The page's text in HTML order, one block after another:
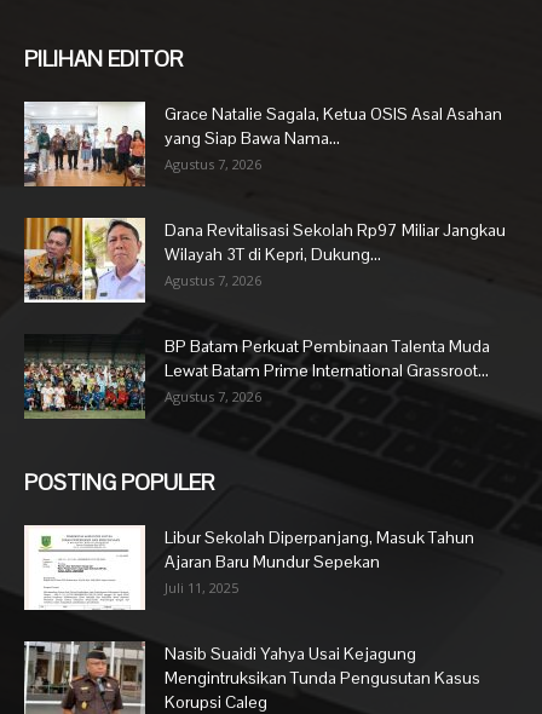
PILIHAN EDITOR
Grace Natalie Sagala, Ketua OSIS Asal Asahan
yang Siap Bawa Nama...
Agustus 7, 2026
Dana Revitalisasi Sekolah Rp97 Miliar Jangkau
Wilayah 3T di Kepri, Dukung...
Agustus 7, 2026
BP Batam Perkuat Pembinaan Talenta Muda
Lewat Batam Prime International Grassroot...
Agustus 7, 2026
POSTING POPULER
Libur Sekolah Diperpanjang, Masuk Tahun
Ajaran Baru Mundur Sepekan
Juli 11, 2025
Nasib Suaidi Yahya Usai Kejagung
Mengintruksikan Tunda Pengusutan Kasus
Korupsi Caleg